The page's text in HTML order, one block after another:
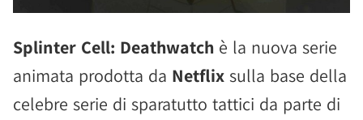
Splinter Cell: Deathwatch è la nuova serie
animata prodotta da Netflix sulla base della
celebre serie di sparatutto tattici da parte di